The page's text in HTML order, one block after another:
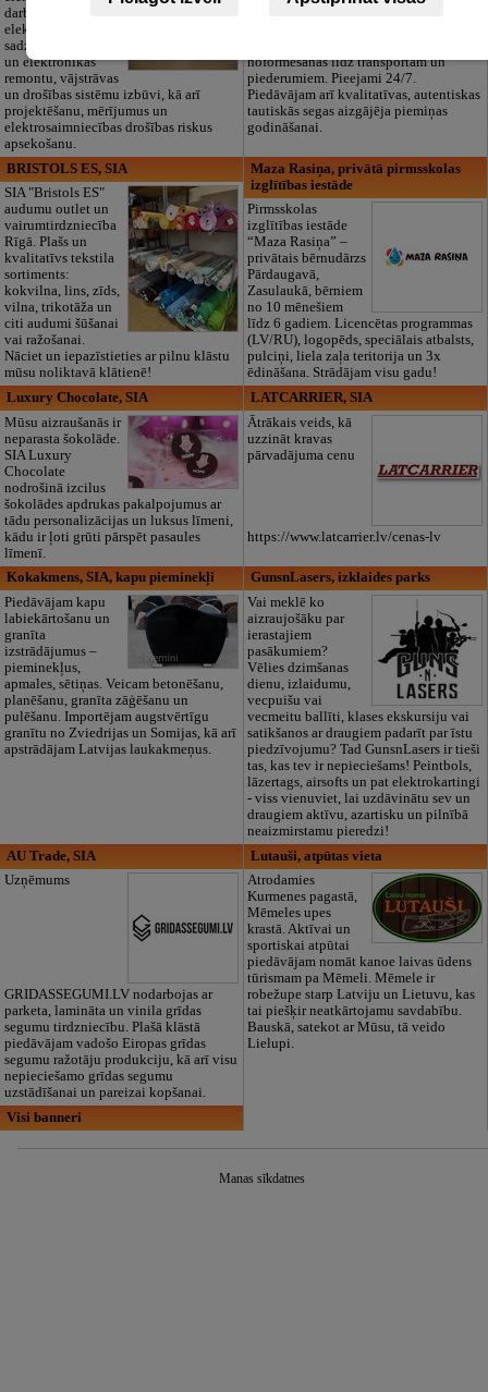
darbus,
elektroinstalācijas,
sadzīves tehnikas
un elektronikas
remontu, vājstrāvas
un drošības sistēmu izbūvi, kā arī
projektēšanu, mērījumus un
elektrosaimniecības drošības riskus
apsekošanu.
noformēšanas līdz transportam un
piederumiem. Pieejami 24/7.
Piedāvājam arī kvalitatīvas, autentiskas
tautiskās segas aizgājēja piemiņas
godināšanai.
BRISTOLS ES, SIA
SIA "Bristols ES"
audumu outlet un
vairumtirdzniecība
Rīgā. Plašs un
kvalitatīvs tekstila
sortiments:
kokvilna, lins, zīds,
vilna, trikotāža un
citi audumi šūšanai
vai ražošanai.
Nāciet un iepazīstieties ar pilnu klāstu
mūsu noliktavā klātienē!
Maza Rasiņa, privātā pirmsskolas
izglītības iestāde
Pirmsskolas
izglītības iestāde
“Maza Rasiņa” –
privātais bērnudārzs
Pārdaugavā,
Zasulaukā, bērniem
no 10 mēnešiem
līdz 6 gadiem. Licencētas programmas
(LV/RU), logopēds, speciālais atbalsts,
pulciņi, liela zaļa teritorija un 3x
ēdināšana. Strādājam visu gadu!
Luxury Chocolate, SIA
Mūsu aizraušanās ir
neparasta šokolāde.
SIA Luxury
Chocolate
nodrošinā izcilus
šokolādes apdrukas pakalpojumus ar
tādu personalizācijas un luksus līmeni,
kādu ir ļoti grūti pārspēt pasaules
līmenī.
LATCARRIER, SIA
Ātrākais veids, kā
uzzināt kravas
pārvadājuma cenu
https://www.latcarrier.lv/cenas-lv
Kokakmens, SIA, kapu pieminekļi
Piedāvājam kapu
labiekārtošanu un
granīta
izstrādājumus –
pieminekļus,
apmales, sētiņas. Veicam betonēšanu,
planēšanu, granīta zāģēšanu un
pulēšanu. Importējam augstvērtīgu
granītu no Zviedrijas un Somijas, kā arī
apstrādājam Latvijas laukakmeņus.
GunsnLasers, izklaides parks
Vai meklē ko
aizraujošāku par
ierastajiem
pasākumiem?
Vēlies dzimšanas
dienu, izlaidumu,
vecpuišu vai
vecmeitu ballīti, klases ekskursiju vai
satikšanos ar draugiem padarīt par īstu
piedzīvojumu? Tad GunsnLasers ir tieši
tas, kas tev ir nepieciešams! Peintbols,
lāzertags, airsofts un pat elektrokartingi
- viss vienuviet, lai uzdāvinātu sev un
draugiem aktīvu, azartisku un pilnībā
neaizmirstamu pieredzi!
AU Trade, SIA
Uzņēmums
GRIDASSEGUMI.LV nodarbojas ar
parketa, lamināta un vinila grīdas
segumu tirdzniecību. Plašā klāstā
piedāvājam vadošo Eiropas grīdas
segumu ražotāju produkciju, kā arī visu
nepieciešamo grīdas segumu
uzstādīšanai un pareizai kopšanai.
Lutauši, atpūtas vieta
Atrodamies
Kurmenes pagastā,
Mēmeles upes
krastā. Aktīvai un
sportiskai atpūtai
piedāvājam nomāt kanoe laivas ūdens
tūrismam pa Mēmeli. Mēmele ir
robežupe starp Latviju un Lietuvu, kas
tai piešķir neatkārtojamu savdabību.
Bauskā, satekot ar Mūsu, tā veido
Lielupi.
Visi banneri
Manas sīkdatnes